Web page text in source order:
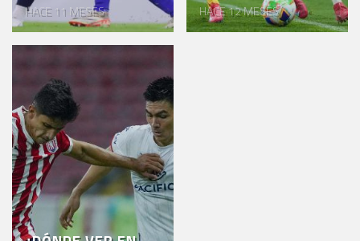
HACE 11 MESES HACE 12 MESES